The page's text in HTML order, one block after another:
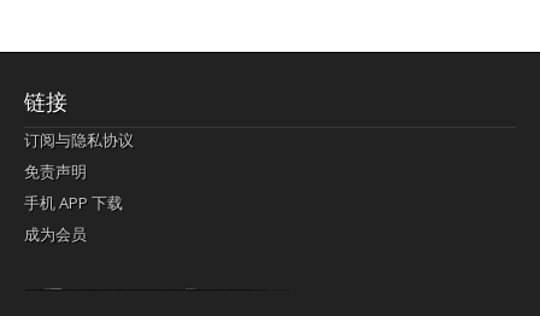
链接
订阅与隐私协议
免责声明
手机 APP 下载
成为会员